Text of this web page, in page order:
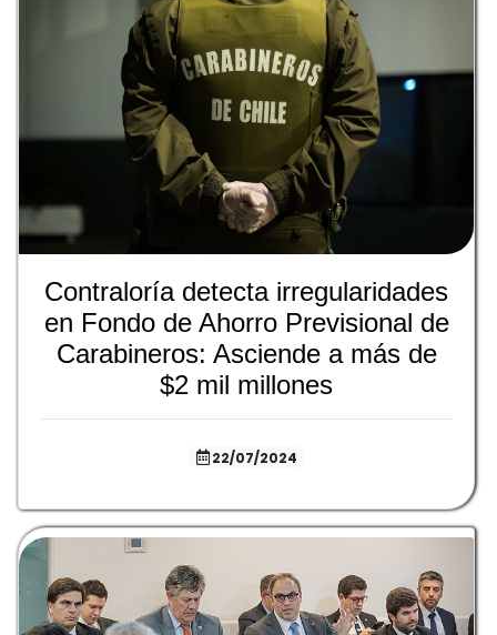
Contraloría detecta irregularidades
en Fondo de Ahorro Previsional de
Carabineros: Asciende a más de
$2 mil millones
22/07/2024